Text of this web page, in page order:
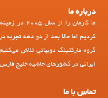
درباره ما
ما کارمان را
کردیم اما حالا بعد از دو دهه
گروه مارکتینگ دوبیاتی تلاش
ایرانی در کشورهای حاشیه خلیج
تماس با ما